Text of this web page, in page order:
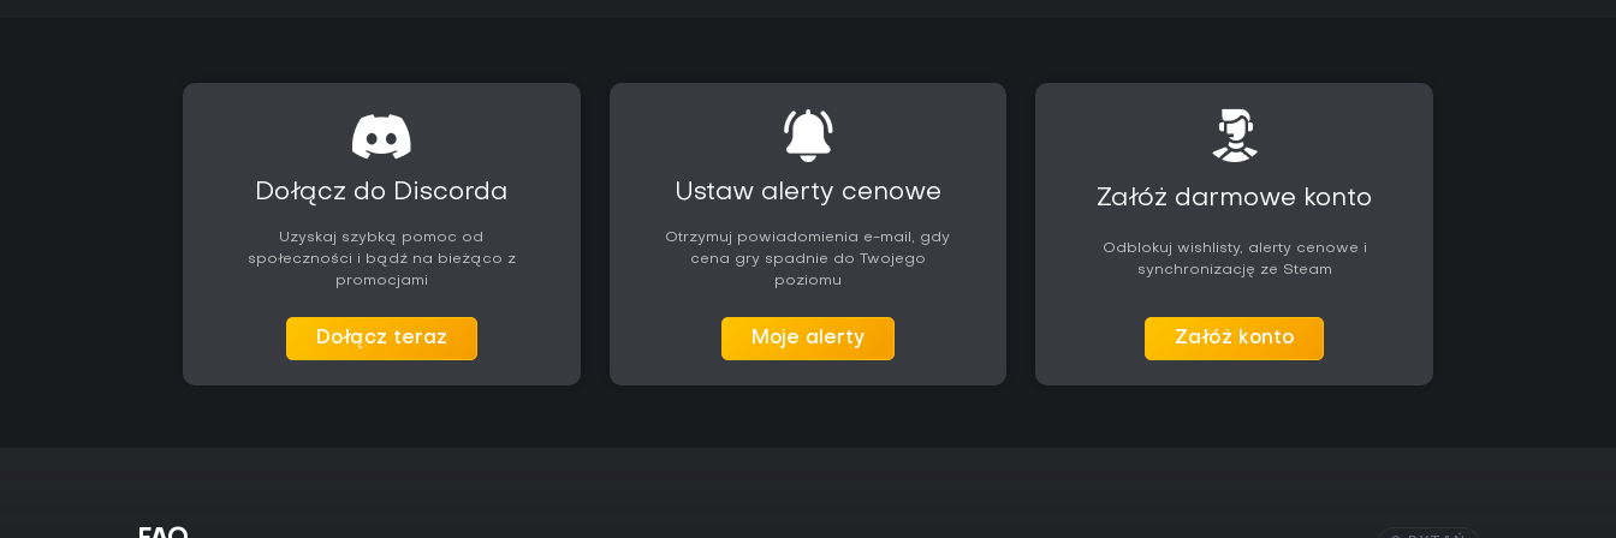
Gra oferuje kompletny pakiet dla jednego gracza, z naciskiem na płynność
i eksplorację otwartego świata znajdą tu spójną rozrywkę przez całą kampanię.
Tytuł od lat cieszy się pozytywnym odbiorem, szczególnie za dopracowany
Na PC gra otrzymała poprawki wydajności rozwiązujące problemy z premiery,
dzięki czemu działa stabilnie na współczesnym sprzęcie. Nie ma tu sezonowych
aktualizacji, więc cała zawartość jest dostępna od razu. Batman: Arkham Knight
to propozycja dla graczy szukających samodzielnej, fabularnej przygodówki
walki i sekcji pojazdowych brzmi atrakcyjnie, gra zapewnia solidną ilość treści
bez dodatkowych zakupów.
Dołącz do Discorda
Uzyskaj szybką pomoc od
społeczności i bądź na bieżąco z
promocjami
Dołącz teraz
Ustaw alerty cenowe
Otrzymuj powiadomienia e-mail, gdy
cena gry spadnie do Twojego
poziomu
Moje alerty
Załóż darmowe konto
Odblokuj wishlisty, alerty cenowe i
synchronizację ze Steam
Załóż konto